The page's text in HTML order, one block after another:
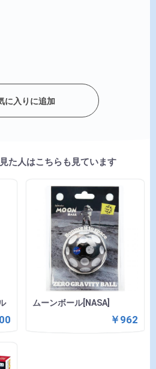
に入りに追加
た人はこちらも見ています
ムーンボール[NASA]
￥962